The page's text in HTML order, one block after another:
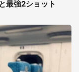
最強2ショット